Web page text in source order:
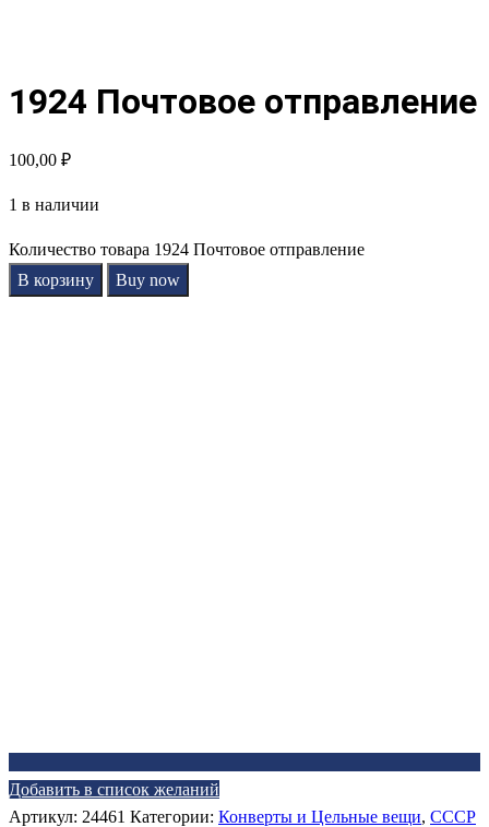
1924 Почтовое отправление
100,00 ₽
1 в наличии
Количество товара 1924 Почтовое отправление
В корзину
Buy now
Добавить в список желаний
Артикул: 24461 Категории: Конверты и Цельные вещи, СССР